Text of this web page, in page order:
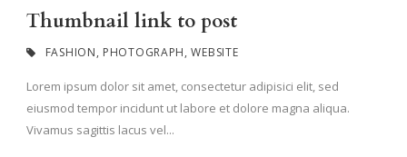
Thumbnail link to post
FASHION, PHOTOGRAPH, WEBSITE
Lorem ipsum dolor sit amet, consectetur adipisici elit, sed
eiusmod tempor incidunt ut labore et dolore magna aliqua.
Vivamus sagittis lacus vel...